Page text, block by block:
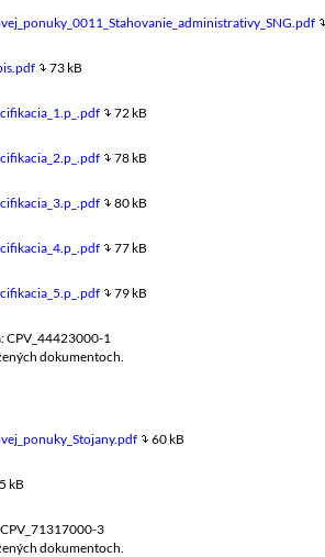
73 kB
72 kB
78 kB
80 kB
77 kB
79 kB
CPV_44423000-1
dokumentoch.
60 kB
kB
3
dokumentoch.